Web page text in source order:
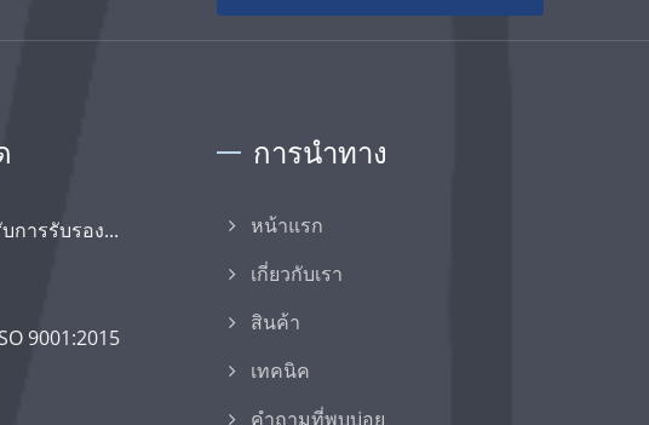
การรับรอง...
9001:2015
การนำทาง
หน้าแรก
เกี่ยวกับเรา
สินค้า
เทคนิค
คำถามที่พบบ่อย